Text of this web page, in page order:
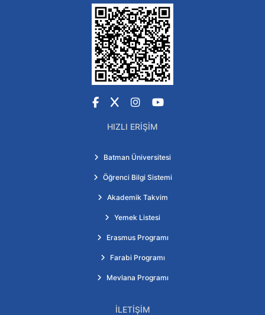
Facebook
X Instagram
YouTube
HIZLI ERIŞIM
Batman Üniversitesi
Öğrenci Bilgi Sistemi
Akademik Takvim
Yemek Listesi
Erasmus Programı
Farabi Programı
Mevlana Programı
İLETIŞIM